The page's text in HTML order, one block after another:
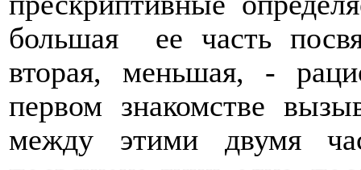
большая
ее часть
вторая, меньшая, -
первом знакомстве
между этими двумя